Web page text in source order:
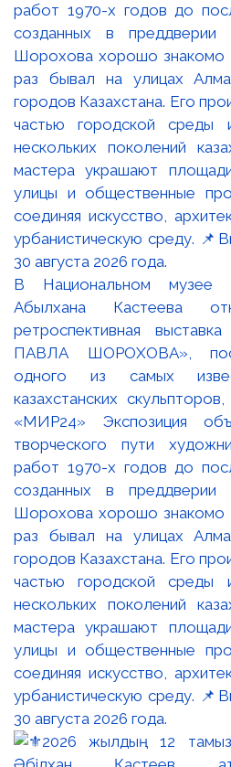
В Национальном музее
Абылхана Кастеева
ретроспективная
ПАВЛА ШОРОХОВА»,
одного из самых
казахстанских
«МИР24» Экспозиция
творческого пути
работ 1970-х годов до
созданных в
Шорохова хорошо знакомо
раз бывал на улицах
городов Казахстана. Его
частью городской среды
нескольких поколений
мастера украшают
улицы и общественные
соединяя искусство,
урбанистическую среду.
30 августа 2026 года.